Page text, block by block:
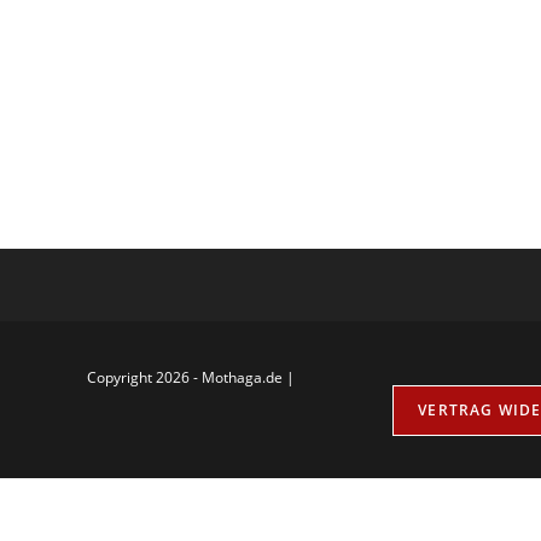
Copyright 2026 - Mothaga.de |
VERTRAG